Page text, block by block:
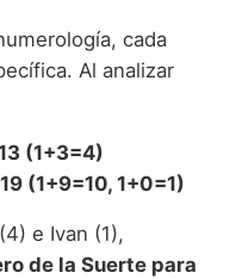
cada
Al analizar
(1+3=4)
(1+9=10, 1+0=1)
e Ivan (1),
de la Suerte para